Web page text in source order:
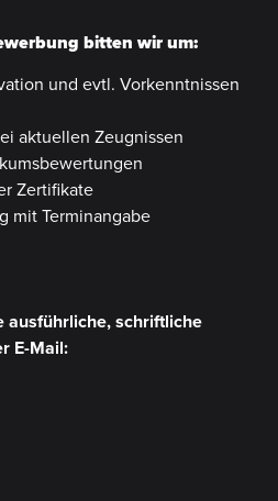
bitten wir um:
und evtl. Vorkenntnissen
aktuellen Zeugnissen
Zertifikate
Terminangabe
ausführliche, schriftliche
E-Mail: